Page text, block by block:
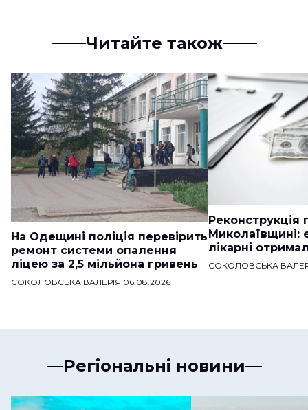
Читайте також
На Одещині поліція перевірить
ремонт системи опалення
ліцею за 2,5 мільйона гривень
СОКОЛОВСЬКА ВАЛЕРІЯ|06.08.2026
Реконструкція
Миколаївщині:
лікарні
СОКОЛОВСЬКА
Регіональні новини